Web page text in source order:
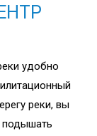
удобно
реки, вы
подышать